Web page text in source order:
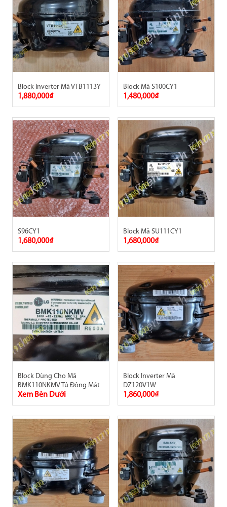
Block Inverter Mã VTB1113Y
1,880,000₫
Block Mã S100CY1
1,480,000₫
S96CY1
1,680,000₫
Block Mã SU111CY1
1,680,000₫
Block Dùng Cho Mã
BMK110NKMV Tủ Đông Mát
Xem Bên Dưới
Block Inverter Mã
DZ120V1W
1,860,000₫